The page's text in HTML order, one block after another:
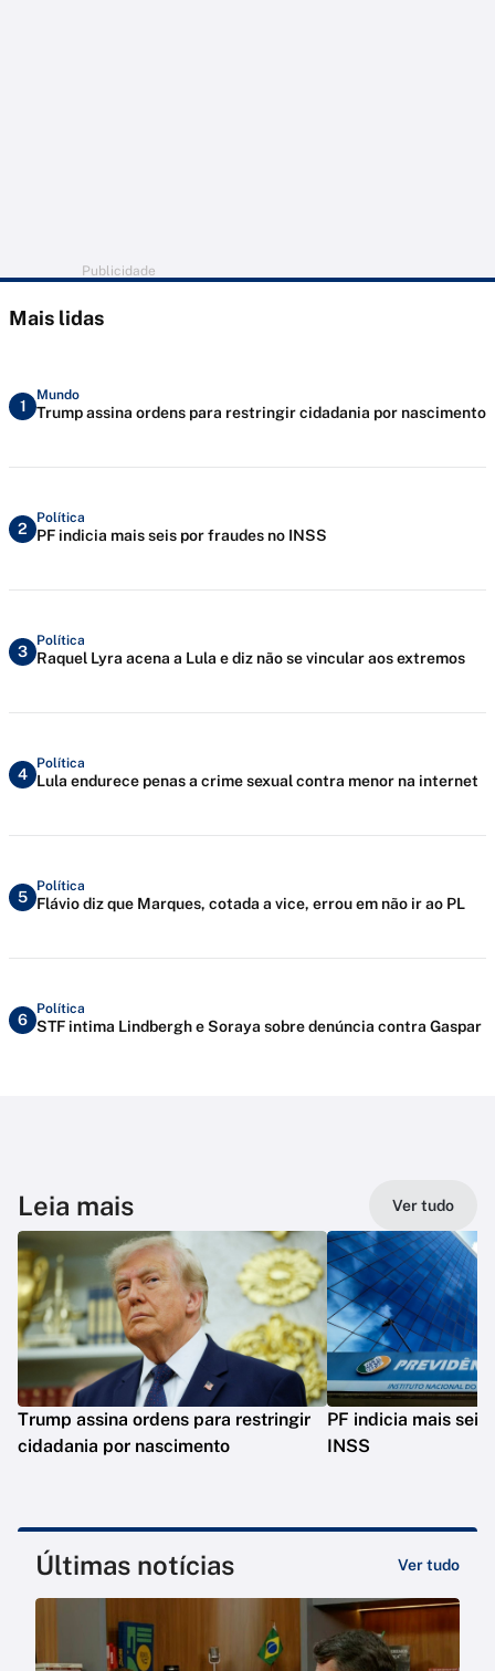
Publicidade
Mais lidas
1
Mundo
Trump assina ordens para restringir cidadania por nascimento
2
Política
PF indicia mais seis por fraudes no INSS
3
Política
Raquel Lyra acena a Lula e diz não se vincular aos extremos
4
Política
Lula endurece penas a crime sexual contra menor na internet
5
Política
Flávio diz que Marques, cotada a vice, errou em não ir ao PL
6
Política
STF intima Lindbergh e Soraya sobre denúncia contra Gaspar
Leia mais Ver tudo
Trump assina ordens para restringir
cidadania por nascimento
PF indicia mais seis
INSS
Últimas notícias Ver tudo